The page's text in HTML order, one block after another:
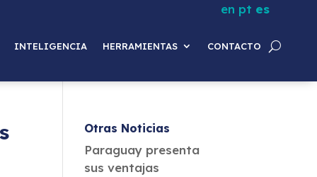
en pt es
INTELIGENCIA HERRAMIENTAS CONTACTO
Otras Noticias
Paraguay presenta
sus ventajas